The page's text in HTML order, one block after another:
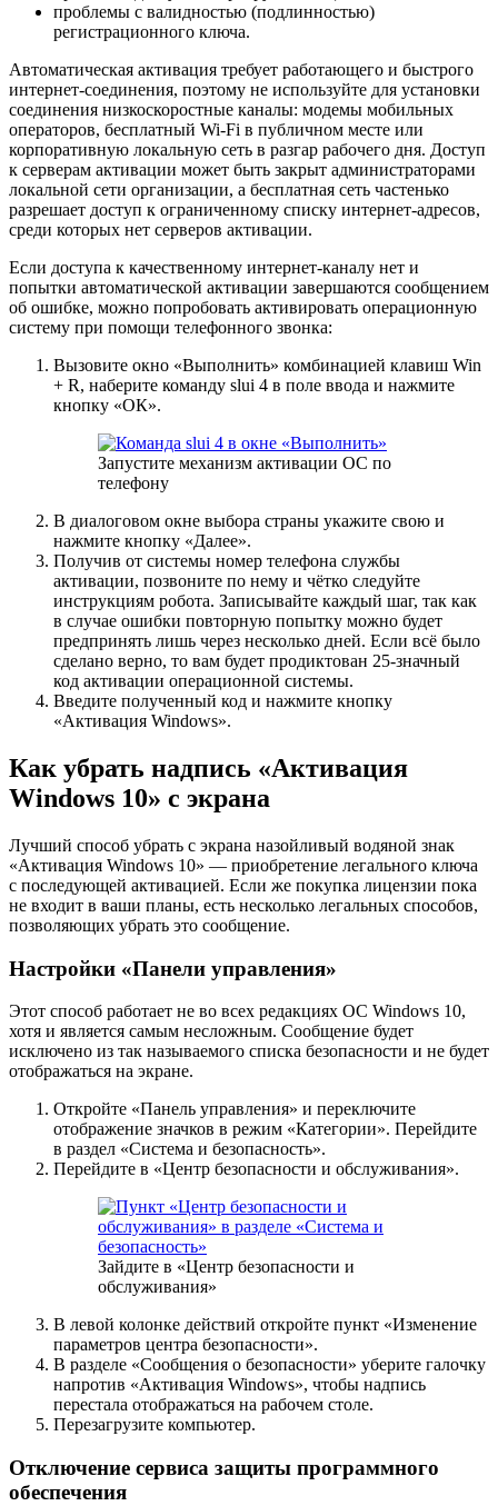
проблемы с валидностью (подлинностью)
регистрационного ключа.
Автоматическая активация требует работающего и быстрого
интернет-соединения, поэтому не используйте для установки
соединения низкоскоростные каналы: модемы мобильных
операторов, бесплатный Wi-Fi в публичном месте или
корпоративную локальную сеть в разгар рабочего дня. Доступ
к серверам активации может быть закрыт администраторами
локальной сети организации, а бесплатная сеть частенько
разрешает доступ к ограниченному списку интернет-адресов,
среди которых нет серверов активации.
Если доступа к качественному интернет-каналу нет и
попытки автоматической активации завершаются сообщением
об ошибке, можно попробовать активировать операционную
систему при помощи телефонного звонка:
Вызовите окно «Выполнить» комбинацией клавиш Win
+ R, наберите команду slui 4 в поле ввода и нажмите
кнопку «ОК».
Запустите механизм активации ОС по
телефону
В диалоговом окне выбора страны укажите свою и
нажмите кнопку «Далее».
Получив от системы номер телефона службы
активации, позвоните по нему и чётко следуйте
инструкциям робота. Записывайте каждый шаг, так как
в случае ошибки повторную попытку можно будет
предпринять лишь через несколько дней. Если всё было
сделано верно, то вам будет продиктован 25-значный
код активации операционной системы.
Введите полученный код и нажмите кнопку
«Активация Windows».
Как убрать надпись «Активация
Windows 10» с экрана
Лучший способ убрать с экрана назойливый водяной знак
«Активация Windows 10» — приобретение легального ключа
с последующей активацией. Если же покупка лицензии пока
не входит в ваши планы, есть несколько легальных способов,
позволяющих убрать это сообщение.
Настройки «Панели управления»
Этот способ работает не во всех редакциях ОС Windows 10,
хотя и является самым несложным. Сообщение будет
исключено из так называемого списка безопасности и не будет
отображаться на экране.
Откройте «Панель управления» и переключите
отображение значков в режим «Категории». Перейдите
в раздел «Система и безопасность».
Перейдите в «Центр безопасности и обслуживания».
Зайдите в «Центр безопасности и
обслуживания»
В левой колонке действий откройте пункт «Изменение
параметров центра безопасности».
В разделе «Сообщения о безопасности» уберите галочку
напротив «Активация Windows», чтобы надпись
перестала отображаться на рабочем столе.
Перезагрузите компьютер.
Отключение сервиса защиты программного
обеспечения